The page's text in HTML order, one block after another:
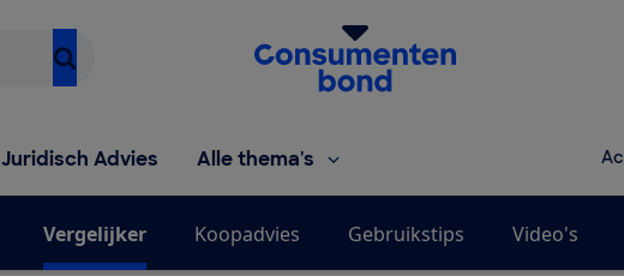
Homepage van de Consumentenbond
Juridisch Advies Alle thema's
Vergelijker Koopadvies Gebruikstips Video's